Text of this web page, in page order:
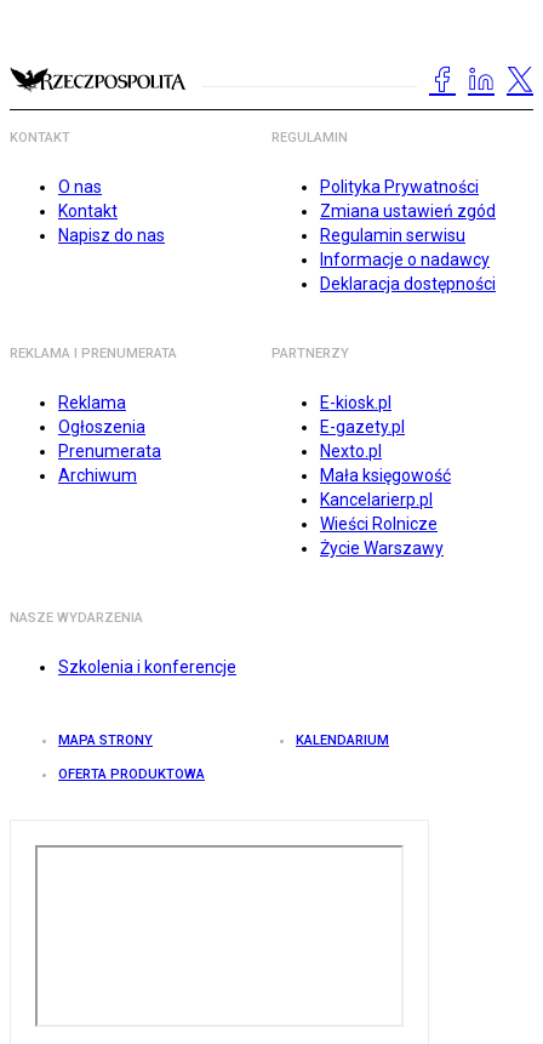
KONTAKT
O nas
Kontakt
Napisz do nas
REGULAMIN
Polityka Prywatności
Zmiana ustawień zgód
Regulamin serwisu
Informacje o nadawcy
Deklaracja dostępności
REKLAMA I PRENUMERATA
Reklama
Ogłoszenia
Prenumerata
Archiwum
PARTNERZY
E-kiosk.pl
E-gazety.pl
Nexto.pl
Mała księgowość
Kancelarierp.pl
Wieści Rolnicze
Życie Warszawy
NASZE WYDARZENIA
Szkolenia i konferencje
MAPA STRONY KALENDARIUM
OFERTA PRODUKTOWA